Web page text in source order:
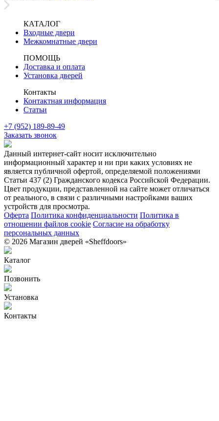
КАТАЛОГ
Входные двери
Межкомнатные двери
ПОМОЩЬ
Доставка и оплата
Установка дверей
Контакты
Контактная информация
Статьи
+7 (952) 189-89-49
Заказать звонок
Данный интернет-сайт носит исключительно
информационный характер и ни при каких условиях не
является публичной офертой, определяемой положениями
Статьи 437 (2) Гражданского кодекса Российской Федерации.
Цвет продукции, представленной на сайте может отличаться
от реального, в связи с различными настройками ваших
устройств для просмотра.
Оферта Политика конфиденциальности Политика в
отношении файлов cookie Согласие на обработку
персональных данных
© 2026 Магазин дверей «Sheffdoors»
Каталог
Позвонить
Установка
Контакты